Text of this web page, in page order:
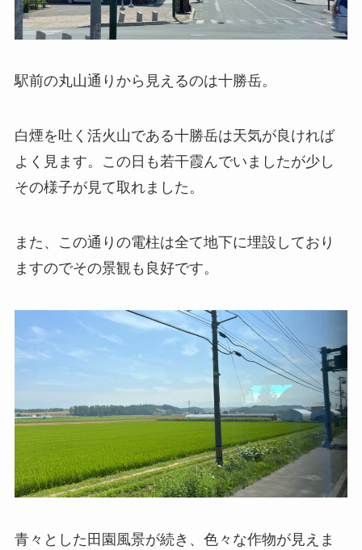
駅前の丸山通りから見えるのは十勝岳。
白煙を吐く活火山である十勝岳は天気が良ければ
よく見ます。この日も若干霞んでいましたが少し
その様子が見て取れました。
また、この通りの電柱は全て地下に埋設しており
ますのでその景観も良好です。
青々とした田園風景が続き、色々な作物が見えま